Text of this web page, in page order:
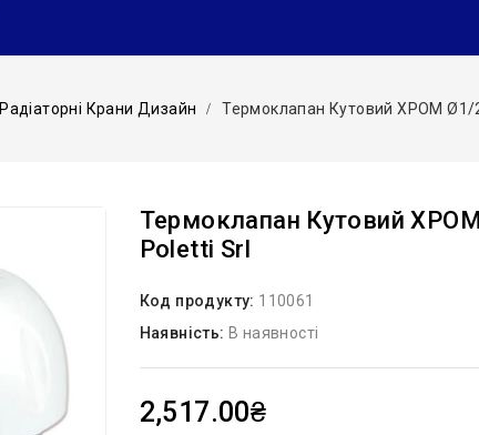
Радіаторні Крани Дизайн Термоклапан Кутовий ХРОМ Ø1/
Термоклапан Кутовий ХРОМ
Poletti Srl
Код продукту: 110061
Наявність: В наявності
2,517.00₴